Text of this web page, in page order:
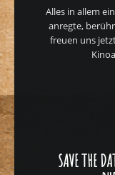
Alles in allem
anregte,
freuen uns
SAVE THE